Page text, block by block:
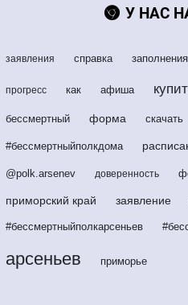
У НАС
заявления справка заполнения
прогресс как афиша
бессмертный форма скачать
#бессмертныйполкдома
@polk.arsenev доверенность
приморский край заявление
#бессмертныйполкарсеньев
арсеньев приморье